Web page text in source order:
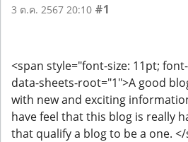
3 ต.ค. 2567 20:10 #1
<span style="font-size: 11pt;
data-sheets-root="1">A good
with new and exciting
have feel that this blog is really
that qualify a blog to be a one.